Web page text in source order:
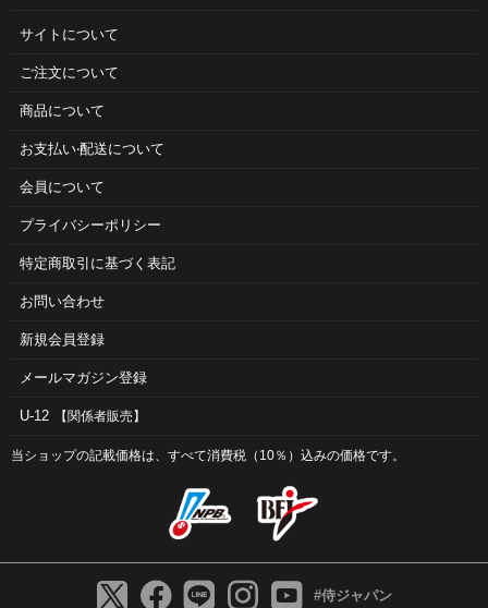
サイトについて
ご注⽂について
商品について
お⽀払い‧配送について
会員について
プライバシーポリシー
特定商取引に基づく表記
お問い合わせ
新規会員登録
メールマガジン登録
U-12 【関係者販売】
当ショップの記載価格は、すべて消費税（10％）込みの価格です。
#侍ジャパン